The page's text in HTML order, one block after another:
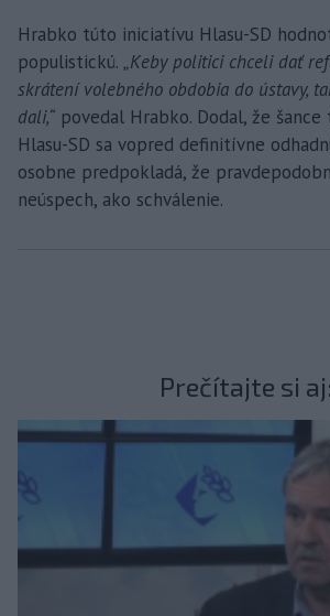
Hrabko túto iniciatívu Hlasu-SD
populistickú. „Keby politici chceli dať
skrátení volebného obdobia do ústavy,
dali,“ povedal Hrabko. Dodal, že
Hlasu-SD sa vopred definitívne
osobne predpokladá, že
neúspech, ako schválenie.
Prečítajte si aj: